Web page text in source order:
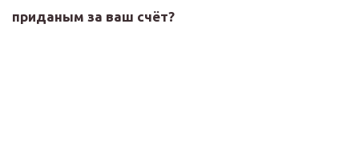
приданым за ваш счёт?